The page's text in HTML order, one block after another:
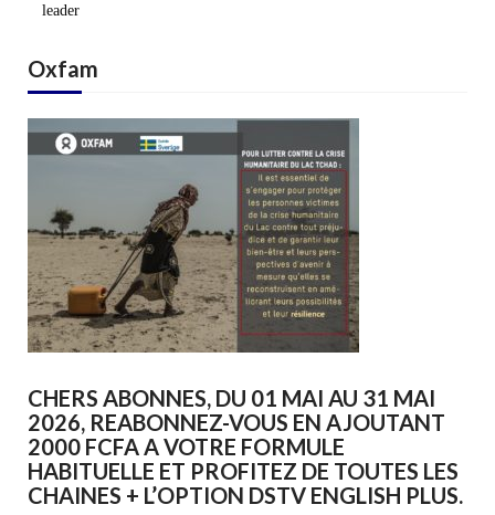
leader
Oxfam
CHERS ABONNES, DU 01 MAI AU 31 MAI
2026, REABONNEZ-VOUS EN AJOUTANT
2000 FCFA A VOTRE FORMULE
HABITUELLE ET PROFITEZ DE TOUTES LES
CHAINES + L’OPTION DSTV ENGLISH PLUS.